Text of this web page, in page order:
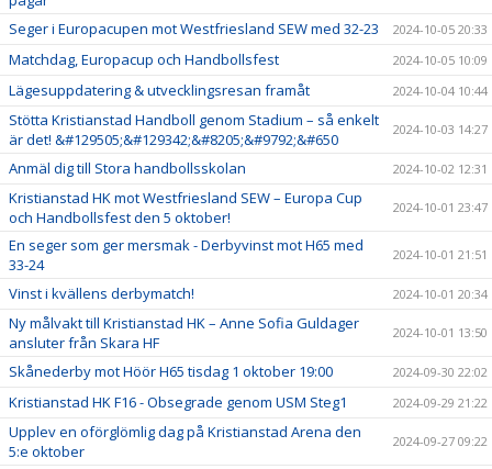
Seger i Europacupen mot Westfriesland SEW med 32-23
2024-10-05 20:33
Matchdag, Europacup och Handbollsfest 2024-10-05 10:09
Lägesuppdatering & utvecklingsresan framåt 2024-10-04 10:44
Stötta Kristianstad Handboll genom Stadium – så enkelt
är det! &#129505;&#129342;&#8205;&#9792;&#650
2024-10-03 14:27
Anmäl dig till Stora handbollsskolan 2024-10-02 12:31
Kristianstad HK mot Westfriesland SEW – Europa Cup
och Handbollsfest den 5 oktober!
2024-10-01 23:47
En seger som ger mersmak - Derbyvinst mot H65 med
33-24
2024-10-01 21:51
Vinst i kvällens derbymatch! 2024-10-01 20:34
Ny målvakt till Kristianstad HK – Anne Sofia Guldager
ansluter från Skara HF
2024-10-01 13:50
Skånederby mot Höör H65 tisdag 1 oktober 19:00 2024-09-30 22:02
Kristianstad HK F16 - Obsegrade genom USM Steg1 2024-09-29 21:22
Upplev en oförglömlig dag på Kristianstad Arena den
5:e oktober
2024-09-27 09:22